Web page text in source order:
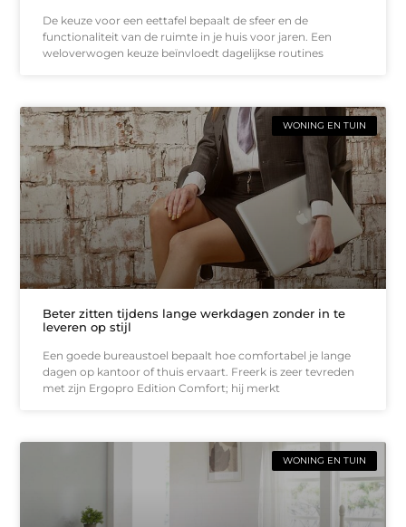
De keuze voor een eettafel bepaalt de sfeer en de
functionaliteit van de ruimte in je huis voor jaren. Een
weloverwogen keuze beïnvloedt dagelijkse routines
WONING EN TUIN
Beter zitten tijdens lange werkdagen zonder in te
leveren op stijl
Een goede bureaustoel bepaalt hoe comfortabel je lange
dagen op kantoor of thuis ervaart. Freerk is zeer tevreden
met zijn Ergopro Edition Comfort; hij merkt
WONING EN TUIN